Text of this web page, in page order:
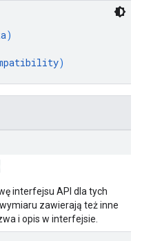
)
)
interfejsu API dla tych
zawierają też inne
i opis w interfejsie.